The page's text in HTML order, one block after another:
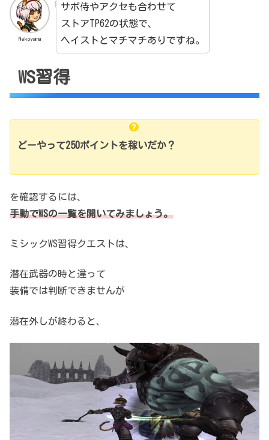
Nekoyama
サポ侍やアクセも合わせて
ストアTP62の状態で、
ヘイストとマチマチありですね。
WS習得
どーやって250ポイントを稼いだか？
を確認するには、
手動でWSの一覧を開いてみましょう。
ミシックWS習得クエストは、
潜在武器の時と違って
装備では判断できませんが
潜在外しが終わると、